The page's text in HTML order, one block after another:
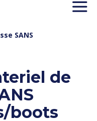
SANS
de
boots